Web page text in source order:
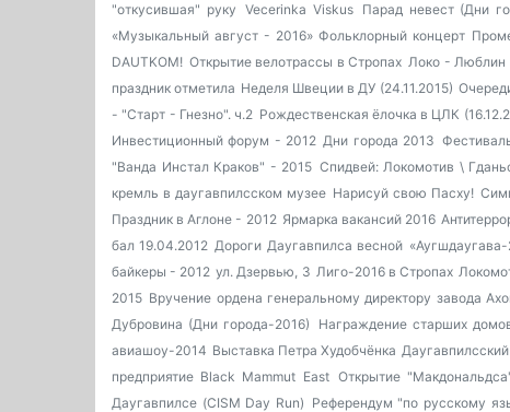
"откусившая" руку Vecerinka Viskus Парад невест (Дни
«Музыкальный август - 2016» Фольклорный концерт
DAUTKOM! Открытие велотрассы в Стропах Локо - Люблин
праздник отметила Неделя Швеции в ДУ (24.11.2015)
- "Старт - Гнезно". ч.2 Рождественская ёлочка в ЦЛК
Инвестиционный форум - 2012 Дни города 2013
"Ванда Инстал Краков" - 2015 Спидвей: Локомотив \
кремль в даугавпилсском музее Нарисуй свою Пасху!
Праздник в Аглоне - 2012 Ярмарка вакансий 2016
бал 19.04.2012 Дороги Даугавпилса весной
байкеры - 2012 ул. Дзервью, 3 Лиго-2016 в Стропах
2015 Вручение ордена генеральному директору завода
Дубровина (Дни города-2016)
Награждение старших
авиашоу-2014 Выставка Петра Худобчёнка
предприятие Black Mammut East Открытие
Даугавпилсе (CISM Day Run) Референдум "по русскому